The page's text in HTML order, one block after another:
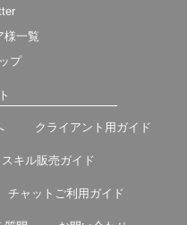
様一覧
プ
クライアント用ガイド
スキル販売ガイド
チャットご利用ガイド